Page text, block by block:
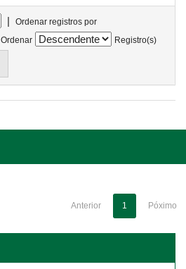
|
Ordenar registros por
Ordenar
Registro(s)
Anterior 1 Póximo